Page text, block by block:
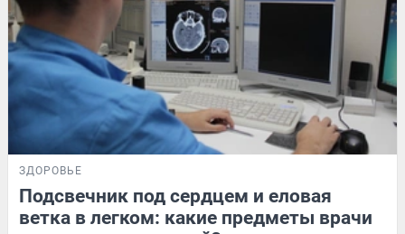
ЗДОРОВЬЕ
Подсвечник под сердцем и еловая
ветка в легком: какие предметы врачи